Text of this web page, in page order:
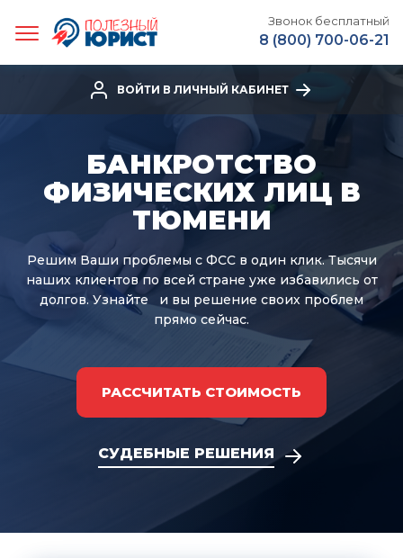
Звонок бесплатный
8 (800) 700-06-21
ВОЙТИ В ЛИЧНЫЙ КАБИНЕТ
БАНКРОТСТВО
ФИЗИЧЕСКИХ ЛИЦ В
ТЮМЕНИ
Решим Ваши проблемы с ФСС в один клик.Тысячи
наших клиентов по всей стране уже избавились от
долгов. Узнайте
и вы решение своих проблем
прямо сейчас.
РАССЧИТАТЬ СТОИМОСТЬ
СУДЕБНЫЕ РЕШЕНИЯ